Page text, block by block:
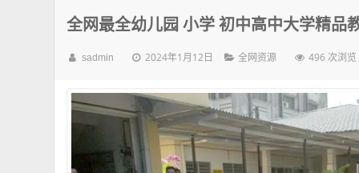
全网最全幼儿园 小学 初中高中大学精品
sadmin 2024年1月12日 全网资源 496 次浏览